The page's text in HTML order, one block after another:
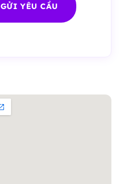
GỬI YÊU CẦU